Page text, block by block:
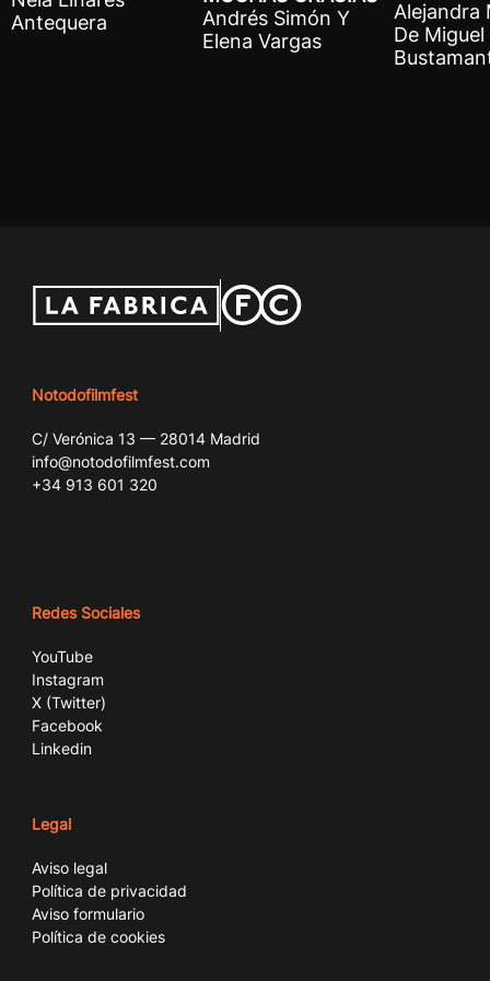
Antequera
Andrés Simón Y
Elena Vargas
Alejandra
De
Notodofilmfest
C/ Verónica 13 — 28014 Madrid
info@notodofilmfest.com
+34 913 601 320
Redes Sociales
YouTube
Instagram
X (Twitter)
Facebook
Linkedin
Legal
Aviso legal
Política de privacidad
Aviso formulario
Política de cookies